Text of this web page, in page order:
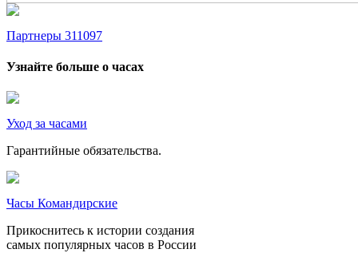
Партнеры 311097
Узнайте больше о часах
Уход за часами
Гарантийные обязательства.
Часы Командирские
Прикоснитесь к истории создания
самых популярных часов в России